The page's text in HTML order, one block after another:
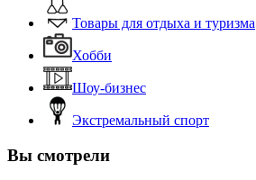
Товары для отдыха и туризма
Хобби
Шоу-бизнес
Экстремальный спорт
Вы смотрели